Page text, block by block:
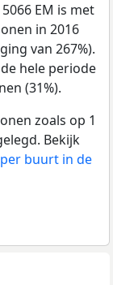
EM is met
in 2016
van 267%).
hele periode
(31%).
zoals op 1
Bekijk
buurt in de